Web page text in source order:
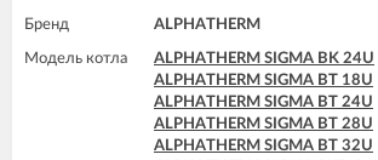
Бренд ALPHATHERM
Модель котла
ALPHATHERM SIGMA BK 24U
ALPHATHERM SIGMA BT 18U
ALPHATHERM SIGMA BT 24U
ALPHATHERM SIGMA BT 28U
ALPHATHERM SIGMA BT 32U